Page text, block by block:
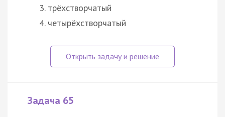
трёхстворчатый
четырёхстворчатый
Задача 65